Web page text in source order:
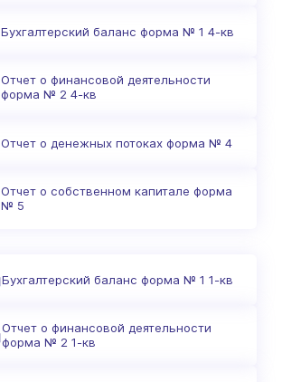
Бухгалтерский баланс форма № 1 4-кв
Отчет о финансовой деятельности
форма № 2 4-кв
Отчет о денежных потоках форма № 4
Отчет о собственном капитале форма
№ 5
Бухгалтерский баланс форма № 1 1-кв
Отчет о финансовой деятельности
форма № 2 1-кв